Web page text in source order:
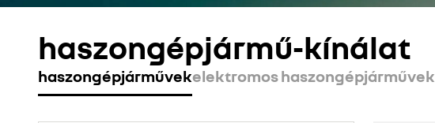
haszongépjármű-kínálat
haszongépjárművekelektromos haszongépjárművek